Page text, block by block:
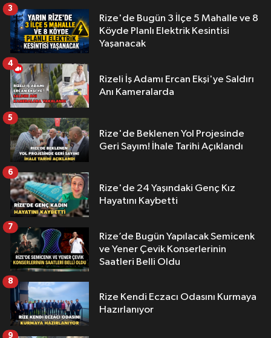
Rize'de Bugün 3 İlçe 5 Mahalle ve 8
Köyde Planlı Elektrik Kesintisi
Yaşanacak
3
Rizeli İş Adamı Ercan Ekşi'ye Saldırı
Anı Kameralarda
4
Rize'de Beklenen Yol Projesinde
Geri Sayım! İhale Tarihi Açıklandı
5
Rize'de 24 Yaşındaki Genç Kız
Hayatını Kaybetti
6
Rize’de Bugün Yapılacak Semicenk
ve Yener Çevik Konserlerinin
Saatleri Belli Oldu
7
Rize Kendi Eczacı Odasını Kurmaya
Hazırlanıyor
8
9